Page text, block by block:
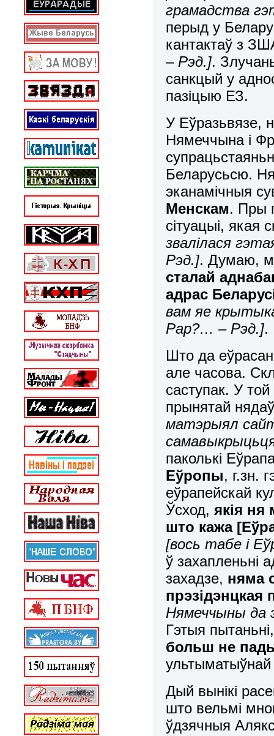
грамадства
перыд у
кантактаў з
– Рэд.].
санкцый у
пазіцыю ЕЗ.
У Еўразьвязе,
Нямеччына і
Беларусьсю.
эканамічныя
Менскам. Пры
сітуацыі, якая
звалілася
Рэд.]. Думаю,
сталай
адрас
вам яе
Рар?… – Рэд.].
Што да
але часова.
саступак. У
прынятай
матэрыял
паколькі
Еўропы, г.зн.
еўрапейскай
Ўсход, якія
што кажа
[вось табе і
ў захапленьні
захадзе, няма
прэзідэнцкая
Нямеччыны да
Гэтыя
больш не
Дый вынікі
што вельмі
ўдзячныя